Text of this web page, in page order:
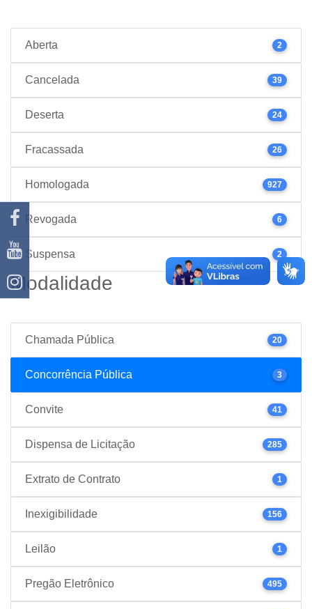
Aberta 2
Cancelada 39
Deserta 24
Fracassada 26
Homologada 927
Revogada 6
Suspensa 2
Modalidade
Chamada Pública 20
Concorrência Pública 3
Convite 41
Dispensa de Licitação 285
Extrato de Contrato 1
Inexigibilidade 156
Leilão 1
Pregão Eletrônico 495